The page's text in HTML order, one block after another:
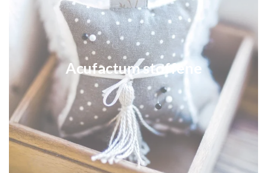
Acufactum stoffene